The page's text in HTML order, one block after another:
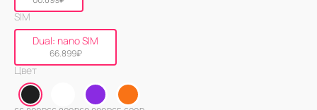
SIM
Dual: nano SIM
66.899₽
Цвет